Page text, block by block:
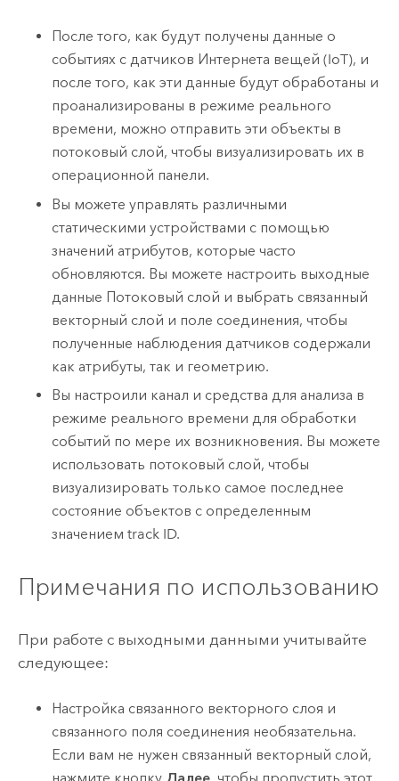
После того, как будут получены данные о
событиях с датчиков Интернета вещей (IoT), и
после того, как эти данные будут обработаны и
проанализированы в режиме реального
времени, можно отправить эти объекты в
потоковый слой, чтобы визуализировать их в
операционной панели.
Вы можете управлять различными
статическими устройствами с помощью
значений атрибутов, которые часто
обновляются. Вы можете настроить выходные
данные Потоковый слой и выбрать связанный
векторный слой и поле соединения, чтобы
полученные наблюдения датчиков содержали
как атрибуты, так и геометрию.
Вы настроили канал и средства для анализа в
режиме реального времени для обработки
событий по мере их возникновения. Вы можете
использовать потоковый слой, чтобы
визуализировать только самое последнее
состояние объектов с определенным
значением track ID.
Примечания по использованию
При работе с выходными данными учитывайте
следующее:
Настройка связанного векторного слоя и
связанного поля соединения необязательна.
Если вам не нужен связанный векторный слой,